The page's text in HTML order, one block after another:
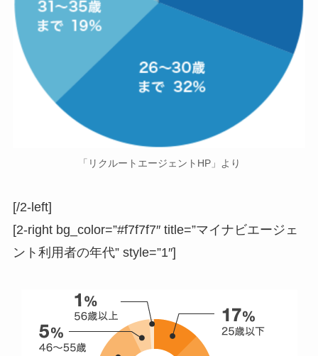
「リクルートエージェントHP」より
[/2-left]
[2-right bg_color=”#f7f7f7″ title=”マイナビエージェ
ント利用者の年代” style=”1″]